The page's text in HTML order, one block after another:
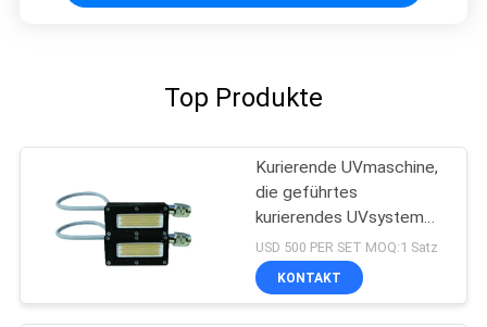
Top Produkte
Kurierende UVmaschine,
die geführtes
kurierendes UVsystem
der hohen Leistung der
Größen-50x20 Millimeter
der Wellenlängen-395nm
USD 500 PER SET MOQ:1 Satz
KONTAKT